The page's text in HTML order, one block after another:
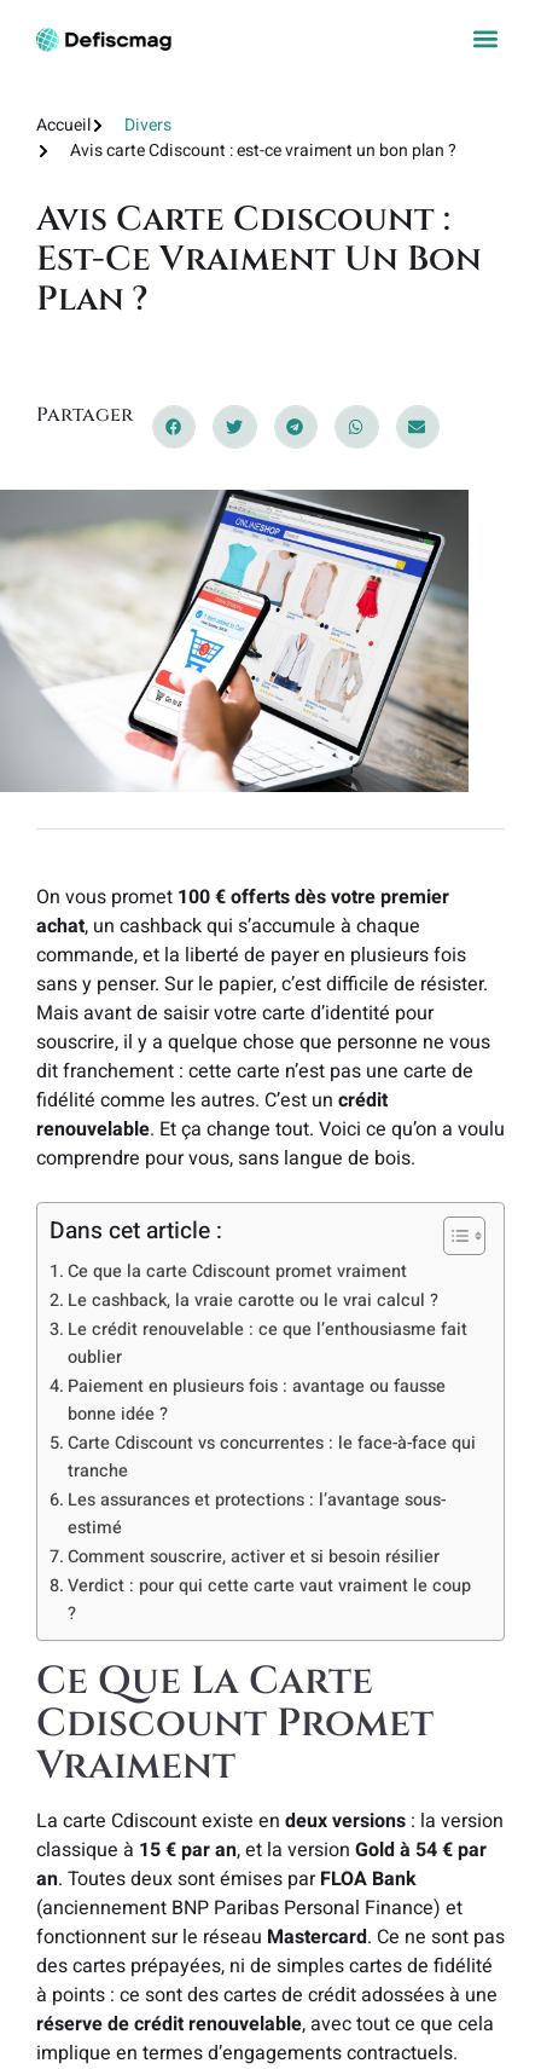
Accueil
Divers
Avis carte Cdiscount : est-ce vraiment un bon plan ?
Avis Carte Cdiscount :
Est-Ce Vraiment Un Bon
Plan ?
Partager
On vous promet 100 € offerts dès votre premier
achat, un cashback qui s’accumule à chaque
commande, et la liberté de payer en plusieurs fois
sans y penser. Sur le papier, c’est difficile de résister.
Mais avant de saisir votre carte d’identité pour
souscrire, il y a quelque chose que personne ne vous
dit franchement : cette carte n’est pas une carte de
fidélité comme les autres. C’est un crédit
renouvelable. Et ça change tout. Voici ce qu’on a voulu
comprendre pour vous, sans langue de bois.
Dans cet article :
Ce que la carte Cdiscount promet vraiment
Le cashback, la vraie carotte ou le vrai calcul ?
Le crédit renouvelable : ce que l’enthousiasme fait
oublier
Paiement en plusieurs fois : avantage ou fausse
bonne idée ?
Carte Cdiscount vs concurrentes : le face-à-face qui
tranche
Les assurances et protections : l’avantage sous-
estimé
Comment souscrire, activer et si besoin résilier
Verdict : pour qui cette carte vaut vraiment le coup
?
Ce Que La Carte
Cdiscount Promet
Vraiment
La carte Cdiscount existe en deux versions : la version
classique à 15 € par an, et la version Gold à 54 € par
an. Toutes deux sont émises parFLOA Bank
(anciennement BNP Paribas Personal Finance) et
fonctionnent sur le réseau Mastercard. Ce ne sont pas
des cartes prépayées, ni de simples cartes de fidélité
à points : ce sont des cartes de crédit adossées à une
réserve de crédit renouvelable, avec tout ce que cela
implique en termes d’engagements contractuels.